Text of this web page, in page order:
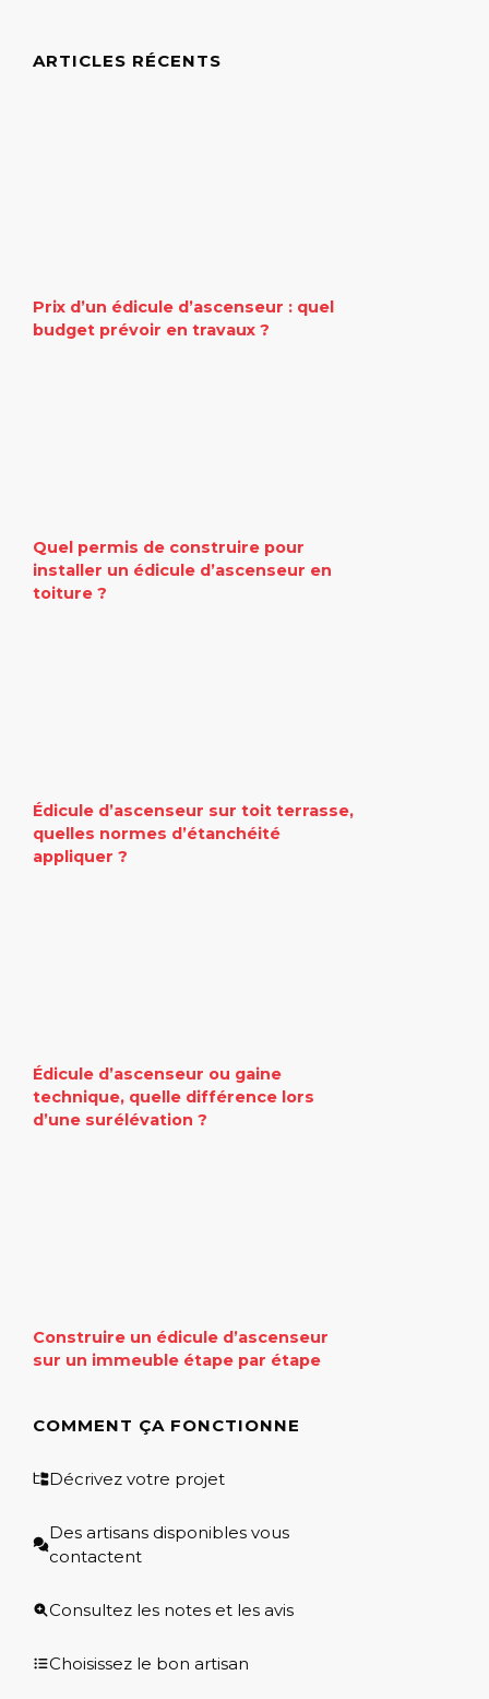
ARTICLES RÉCENTS
Prix d’un édicule d’ascenseur : quel
budget prévoir en travaux ?
Quel permis de construire pour
installer un édicule d’ascenseur en
toiture ?
Édicule d’ascenseur sur toit terrasse,
quelles normes d’étanchéité
appliquer ?
Édicule d’ascenseur ou gaine
technique, quelle différence lors
d’une surélévation ?
Construire un édicule d’ascenseur
sur un immeuble étape par étape
COMMENT ÇA FONCTIONNE
Décrivez votre projet
Des artisans disponibles vous
contactent
Consultez les notes et les avis
Choisissez le bon artisan